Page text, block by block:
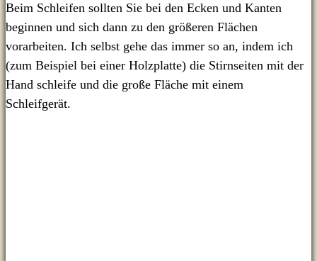
Beim Schleifen sollten Sie bei den Ecken und Kanten
beginnen und sich dann zu den größeren Flächen
vorarbeiten. Ich selbst gehe das immer so an, indem ich
(zum Beispiel bei einer Holzplatte) die Stirnseiten mit der
Hand schleife und die große Fläche mit einem
Schleifgerät.